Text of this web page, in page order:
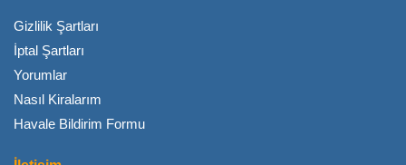
Gizlilik Şartları
İptal Şartları
Yorumlar
Nasıl Kiralarım
Havale Bildirim Formu